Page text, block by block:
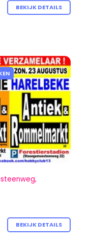
BEKIJK DETAILS
BEKIJK DETAILS